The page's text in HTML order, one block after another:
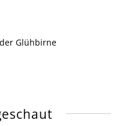
Glühbirne